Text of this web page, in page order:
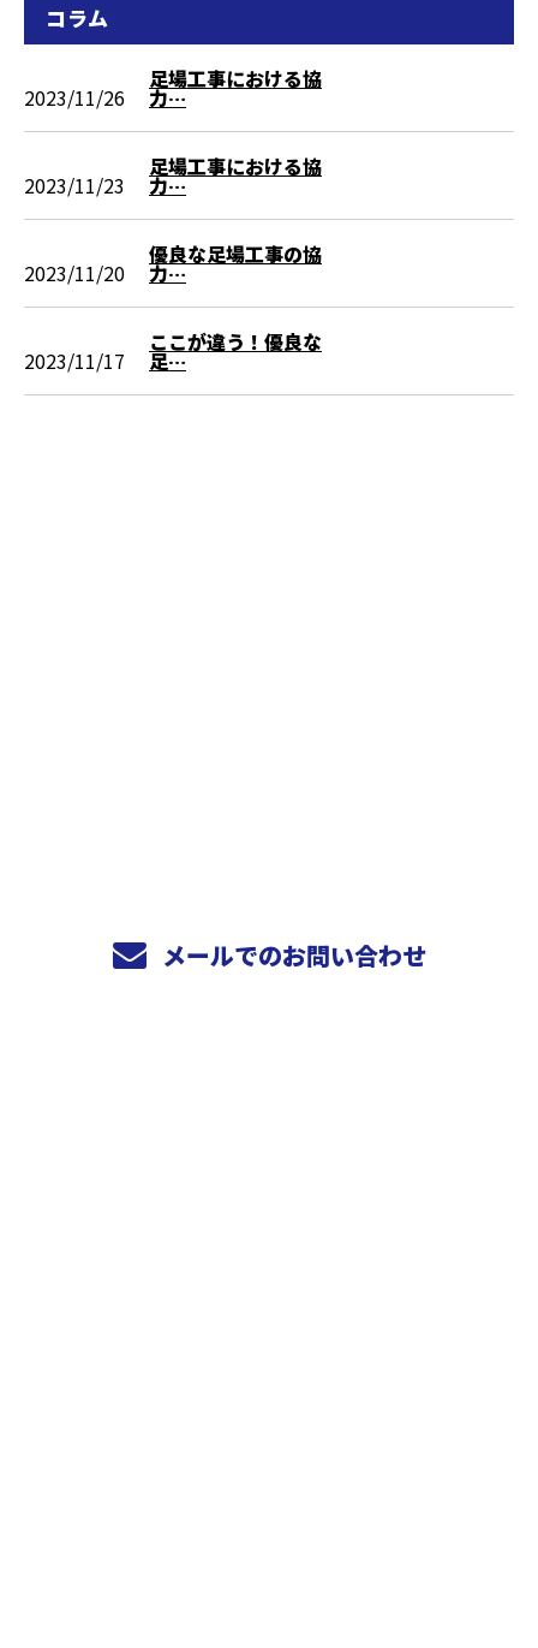
コラム
2023/11/26
足場工事における協
力…
2023/11/23
足場工事における協
力…
2023/11/20
優良な足場工事の協
力…
2023/11/17
ここが違う！優良な
足…
メールでのお問い合わせ